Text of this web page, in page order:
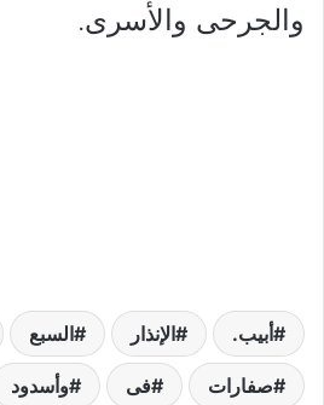
والجرحى والأسرى.
أبيب. الإنذار السبع
صفارات فى وأسدود